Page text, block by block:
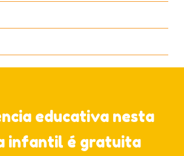
educativa nesta
infantil é gratuita